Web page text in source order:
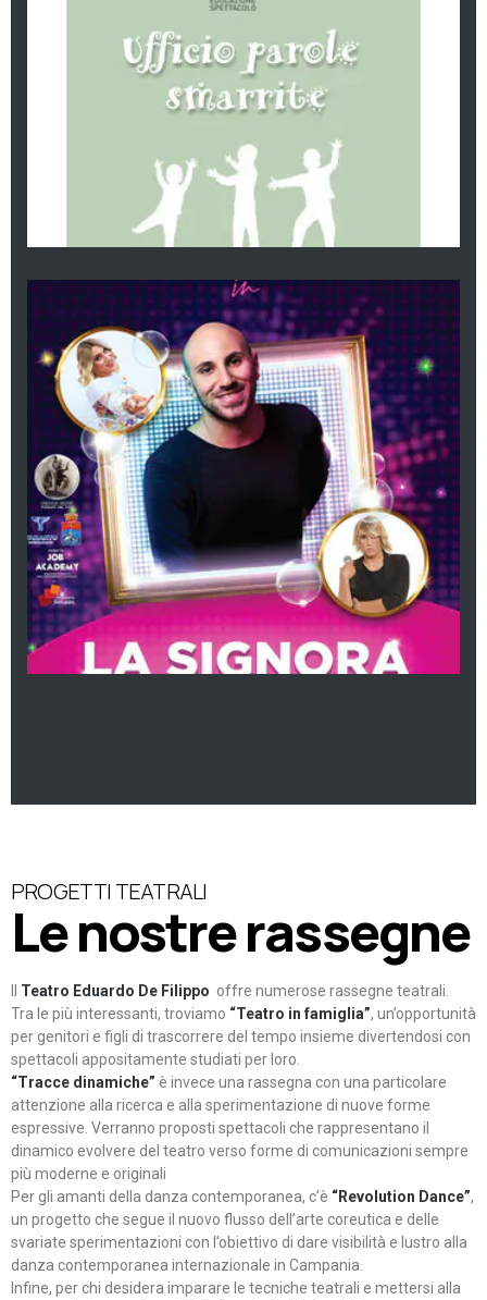
PROGETTI TEATRALI
Le nostre rassegne
Teatro Eduardo De Filippo offre numerose rassegne teatrali.
Tra le più interessanti, troviamo “Teatro in famiglia”, un’opportunità
per genitori e figli di trascorrere del tempo insieme divertendosi con
spettacoli appositamente studiati per loro.
“Tracce dinamiche” è invece una rassegna con una particolare
attenzione alla ricerca e alla sperimentazione di nuove forme
espressive. Verranno proposti spettacoli che rappresentano il
dinamico evolvere del teatro verso forme di comunicazioni sempre
più moderne e originali
Per gli amanti della danza contemporanea, c’è “Revolution Dance”,
un progetto che segue il nuovo flusso dell’arte coreutica e delle
svariate sperimentazioni con l’obiettivo di dare visibilità e lustro alla
danza contemporanea internazionale in Campania.
Infine, per chi desidera imparare le tecniche teatrali e mettersi alla